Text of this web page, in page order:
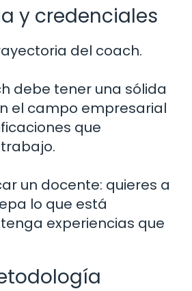
y credenciales
del coach.
debe tener una sólida
el campo empresarial
que
un docente: quieres a
lo que está
experiencias que